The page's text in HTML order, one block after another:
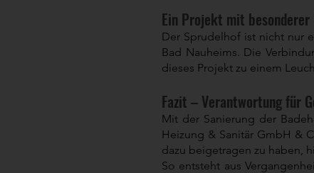
Ein Projekt mit
Der Sprudelhof ist nicht nur
Bad Nauheims. Die
dieses Projekt zu einem
Fazit – Verantwortung für
Mit der Sanierung der
Heizung & Sanitär GmbH &
dazu beigetragen zu haben,
So entsteht aus